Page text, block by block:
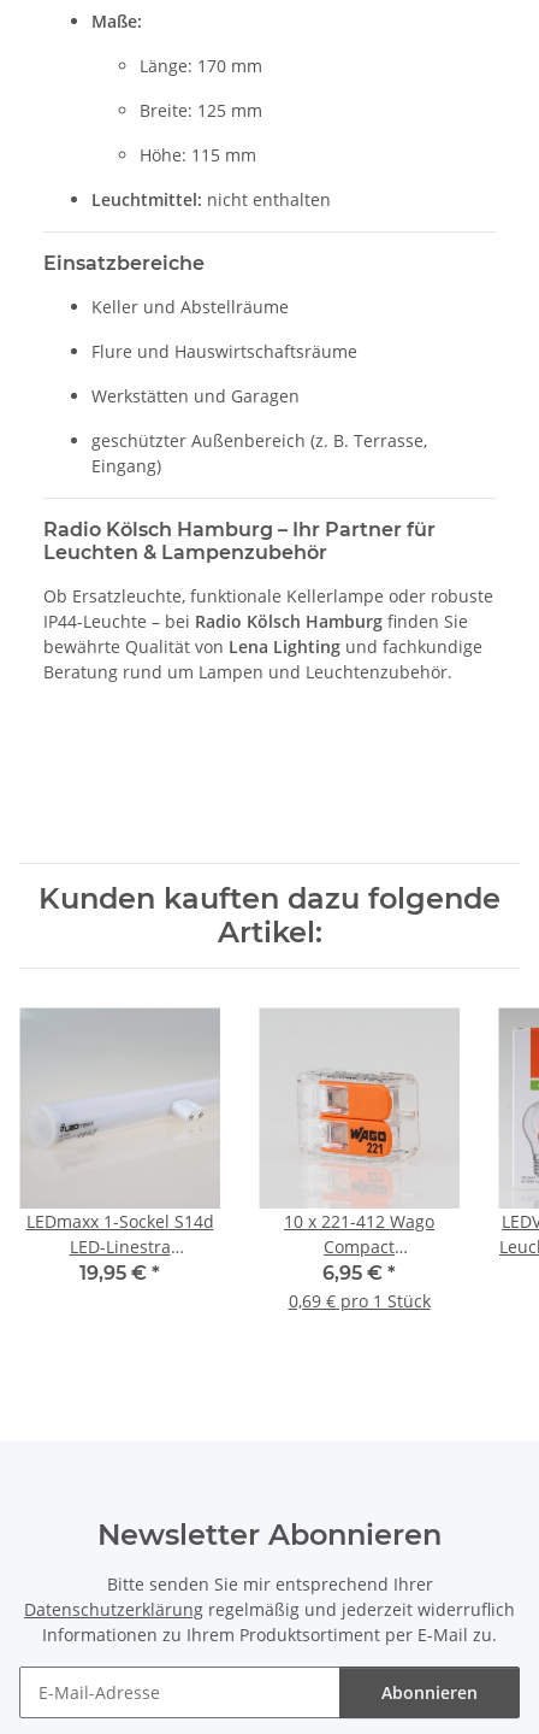
Maße:
Länge: 170 mm
Breite: 125 mm
Höhe: 115 mm
Leuchtmittel: nicht enthalten
Einsatzbereiche
Keller und Abstellräume
Flure und Hauswirtschaftsräume
Werkstätten und Garagen
geschützter Außenbereich (z. B. Terrasse,
Eingang)
Radio Kölsch Hamburg – Ihr Partner für
Leuchten & Lampenzubehör
Ob Ersatzleuchte, funktionale Kellerlampe oder robuste
IP44-Leuchte – bei Radio Kölsch Hamburg finden Sie
bewährte Qualität von Lena Lighting und fachkundige
Beratung rund um Lampen und Leuchtenzubehör.
Kunden kauften dazu folgende
Artikel:
LEDmaxx 1-Sockel S14d
LED-Linestra
Linienlampe 50cm opal
19,95 € *
10 x 221-412 Wago
Compact
Verbindungsklemme 2-
polig für alle
6,95 € *
0,69 € pro 1 Stück
Newsletter Abonnieren
Bitte senden Sie mir entsprechend Ihrer
Datenschutzerklärung regelmäßig und jederzeit widerruflich
Informationen zu Ihrem Produktsortiment per E-Mail zu.
Abonnieren